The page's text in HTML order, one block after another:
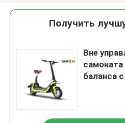
Получить
Вне
самоката
баланса